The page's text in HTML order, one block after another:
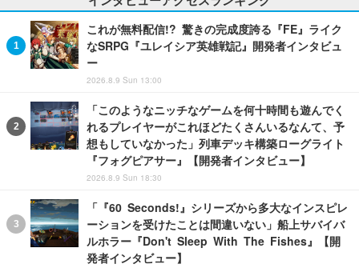
これが無料配信!? 驚きの完成度誇る『FE』ライク
なSRPG『ユレイシア英雄戦記』開発者インタビュ
ー
2026.8.9 Sun 13:00
「このようなニッチなゲームを何十時間も遊んでく
れるプレイヤーがこれほどたくさんいるなんて、予
想もしていなかった」列車デッキ構築ローグライト
『フォグピアサー』【開発者インタビュー】
2026.8.9 Sun 18:30
「『60 Seconds!』シリーズから多大なインスピレ
ーションを受けたことは間違いない」船上サバイバ
ルホラー『Don't Sleep With The Fishes』【開
発者インタビュー】